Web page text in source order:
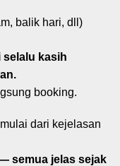
balik hari, dll)
selalu kasih
booking.
dari kejelasan
semua jelas sejak